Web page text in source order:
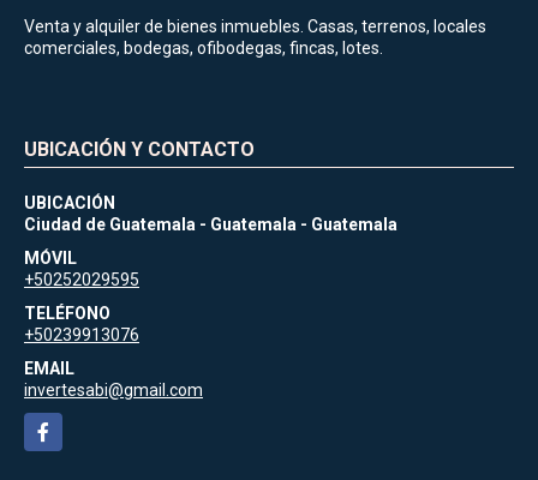
Venta y alquiler de bienes inmuebles. Casas, terrenos, locales
comerciales, bodegas, ofibodegas, fincas, lotes.
UBICACIÓN Y CONTACTO
UBICACIÓN
Ciudad de Guatemala - Guatemala - Guatemala
MÓVIL
+50252029595
TELÉFONO
+50239913076
EMAIL
invertesabi@gmail.com
Facebook